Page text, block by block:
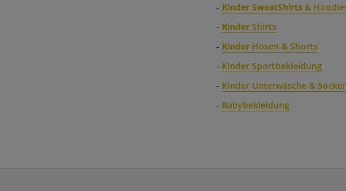
- Kinder SweatShirts &
- Kinder Shirts
- Kinder Hosen & Shorts
- Kinder Sportbekleidung
- Kinder Unterwäsche &
- Babybekleidung